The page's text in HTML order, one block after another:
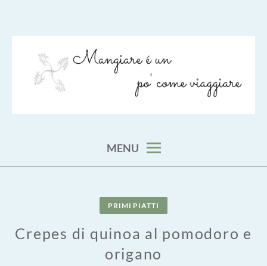
MENU
PRIMI PIATTI
Crepes di quinoa al pomodoro e
origano